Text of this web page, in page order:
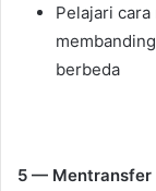
Pelajari
berbeda
5 — Mentransfer